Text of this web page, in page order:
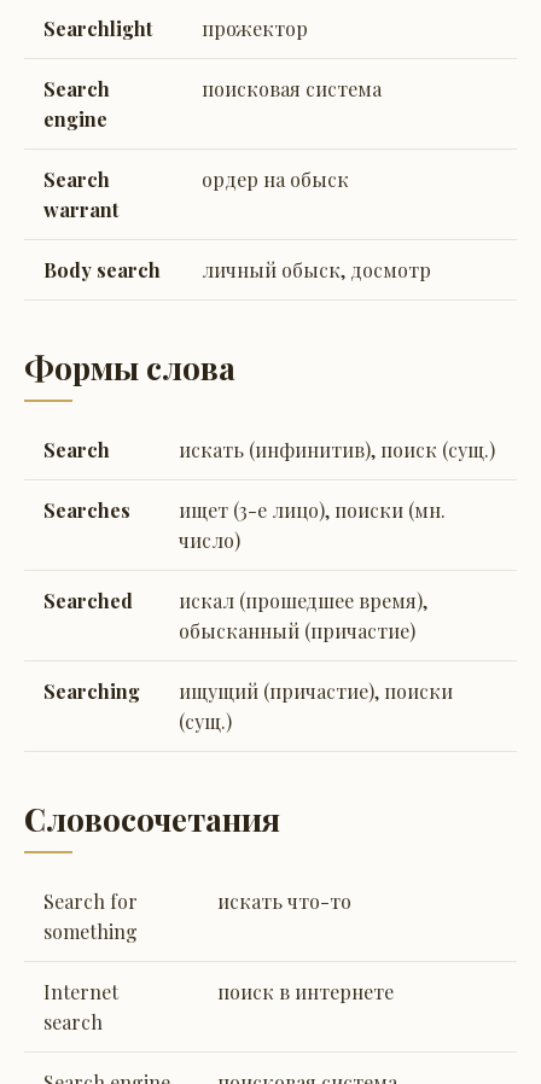
Searchlight прожектор
Search
engine
поисковая система
Search
warrant
ордер на обыск
Body search личный обыск, досмотр
Формы слова
Search искать (инфинитив), поиск (сущ.)
Searches
ищет (3-е лицо), поиски (мн.
число)
Searched
искал (прошедшее время),
обысканный (причастие)
Searching
ищущий (причастие), поиски
(сущ.)
Словосочетания
Search for
something
искать что-то
Internet
search
поиск в интернете